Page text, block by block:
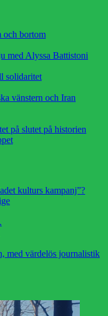
och bortom
med Alyssa Battistoni
solidaritet
vänstern och Iran
på slutet på historien
kulturs kampanj”?
med värdelös journalistik